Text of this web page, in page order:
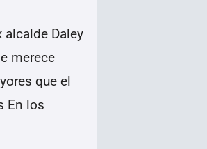
Daley
merece
que el
En los